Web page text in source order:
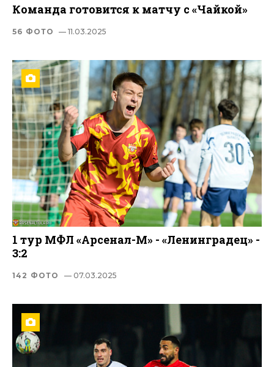
Команда готовится к матчу с «Чайкой»
56 ФОТО — 11.03.2025
1 тур МФЛ «Арсенал-М» - «Ленинградец» -
3:2
142 ФОТО — 07.03.2025